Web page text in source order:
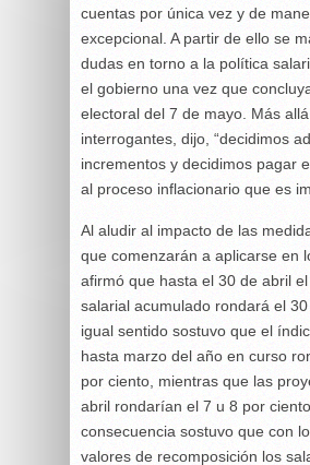
cuentas por única vez y de
excepcional. A partir de ello se
dudas en torno a la política
el gobierno una vez que
electoral del 7 de mayo. Más
interrogantes, dijo, “decidimos
incrementos y decidimos pagar
al proceso inflacionario que es
Al aludir al impacto de las
que comenzarán a aplicarse en
afirmó que hasta el 30 de abril
salarial acumulado rondará el
igual sentido sostuvo que el
hasta marzo del año en curso
por ciento, mientras que las
abril rondarían el 7 u 8 por
consecuencia sostuvo que con
valores de recomposición los